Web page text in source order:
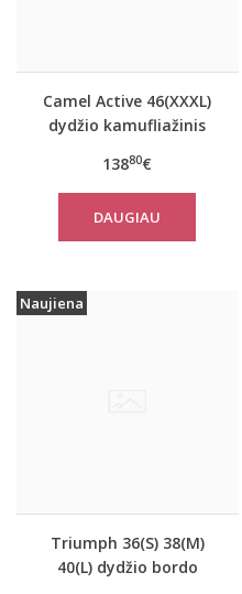
Camel Active 46(XXXL)
dydžio kamufliažinis
310780
13880€
DAUGIAU
Naujiena
Triumph 36(S) 38(M)
40(L) dydžio bordo